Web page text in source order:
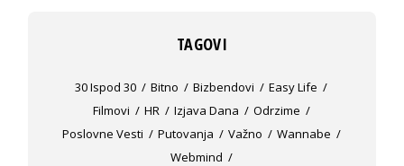
TAGOVI
30 Ispod 30 Bitno Bizbendovi
Easy Life
Filmovi
HR Izjava Dana
Odrzime
Poslovne Vesti
Putovanja Važno
Wannabe
Webmind